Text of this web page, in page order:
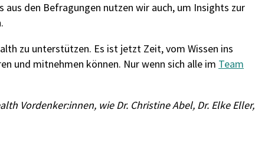
aus den Befragungen nutzen wir auch, um Insights zur
zu unterstützen. Es ist jetzt Zeit, vom Wissen ins
und mitnehmen können. Nur wenn sich alle im Team
Vordenker:innen, wie Dr. Christine Abel, Dr. Elke Eller,